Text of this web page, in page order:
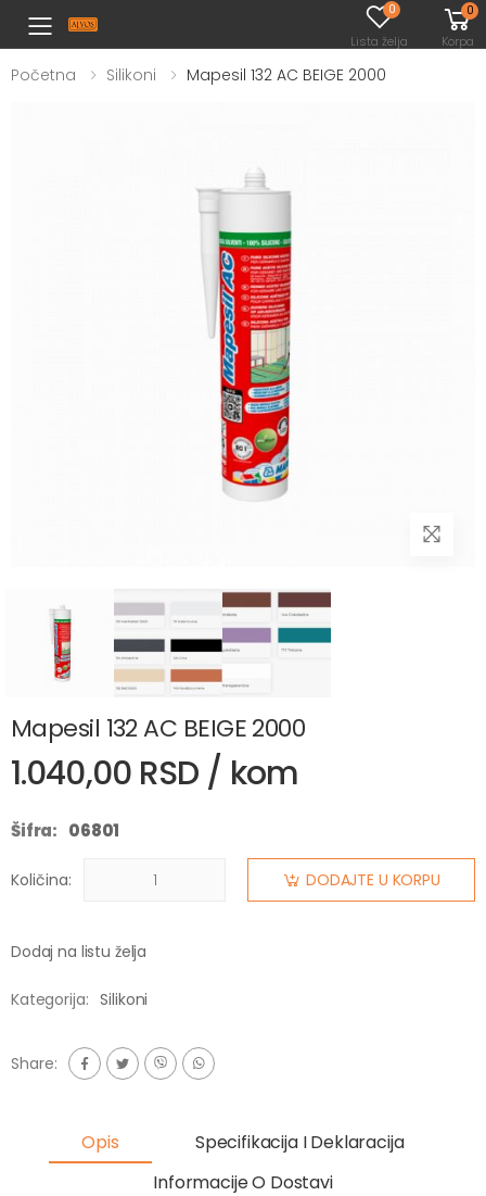
Toggle mobile menu
0
Lista želja
0
Korpa
Početna Silikoni Mapesil 132 AC BEIGE 2000
Mapesil 132 AC BEIGE 2000
1.040,00 RSD / kom
Šifra: 06801
Količina: DODAJTE U KORPU
Dodaj na listu želja
Kategorija: Silikoni
Share:
Opis
Specifikacija I Deklaracija
Informacije O Dostavi